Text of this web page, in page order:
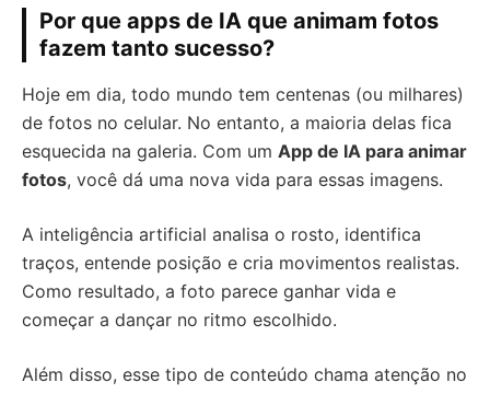
Por que apps de IA que animam fotos
fazem tanto sucesso?
Hoje em dia, todo mundo tem centenas (ou milhares)
de fotos no celular. No entanto, a maioria delas fica
esquecida na galeria. Com um App de IA para animar
fotos, você dá uma nova vida para essas imagens.
A inteligência artificial analisa o rosto, identifica
traços, entende posição e cria movimentos realistas.
Como resultado, a foto parece ganhar vida e
começar a dançar no ritmo escolhido.
Além disso, esse tipo de conteúdo chama atenção no